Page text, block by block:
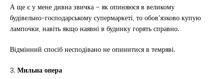
А ще є у мене дивна звичка – як опиняюся в великому
будівельно-господарському супермаркеті, то обов’язково купую
лампочки, навіть якщо наявні в будинку горять справно.
Відмінний спосіб несподівано не опинитися в темряві.
3.Мильна опера